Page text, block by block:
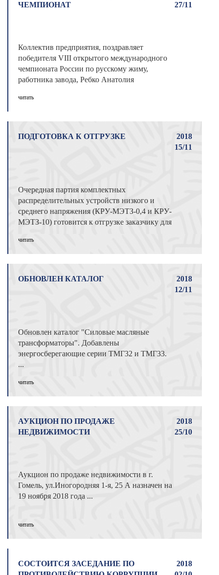
ЧЕМПИОНАТ
27/11
Коллектив предприятия, поздравляет
победителя VIII открытого международного
чемпионата России по русскому жиму,
работника завода, Ребко Анатолия
читать
ПОДГОТОВКА К ОТГРУЗКЕ
2018
15/11
Очередная партия комплектных
распределительных устройств низкого и
среднего напряжения (КРУ-МЭТЗ-0,4 и КРУ-
МЭТЗ-10) готовится к отгрузке заказчику для
читать
ОБНОВЛЕН КАТАЛОГ
2018
12/11
Обновлен каталог "Силовые масляные
трансформаторы". Добавлены
энергосберегающие серии ТМГ32 и ТМГ33.
...
читать
АУКЦИОН ПО ПРОДАЖЕ
НЕДВИЖИМОСТИ
2018
25/10
Аукцион по продаже недвижимости в г.
Гомель, ул.Иногородняя 1-я, 25 А назначен на
19 ноября 2018 года ...
читать
СОСТОИТСЯ ЗАСЕДАНИЕ ПО
2018